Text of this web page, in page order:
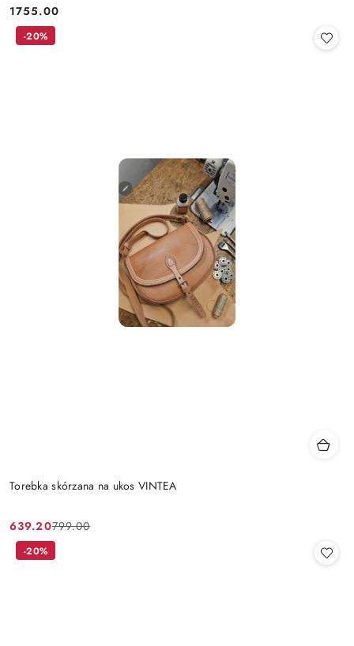
Cena:
1755.00
Torebka skórzana na ukos VINTEA
Cena
promocyjna:
639.20
Cena
przed
799.00
-20%
-20%